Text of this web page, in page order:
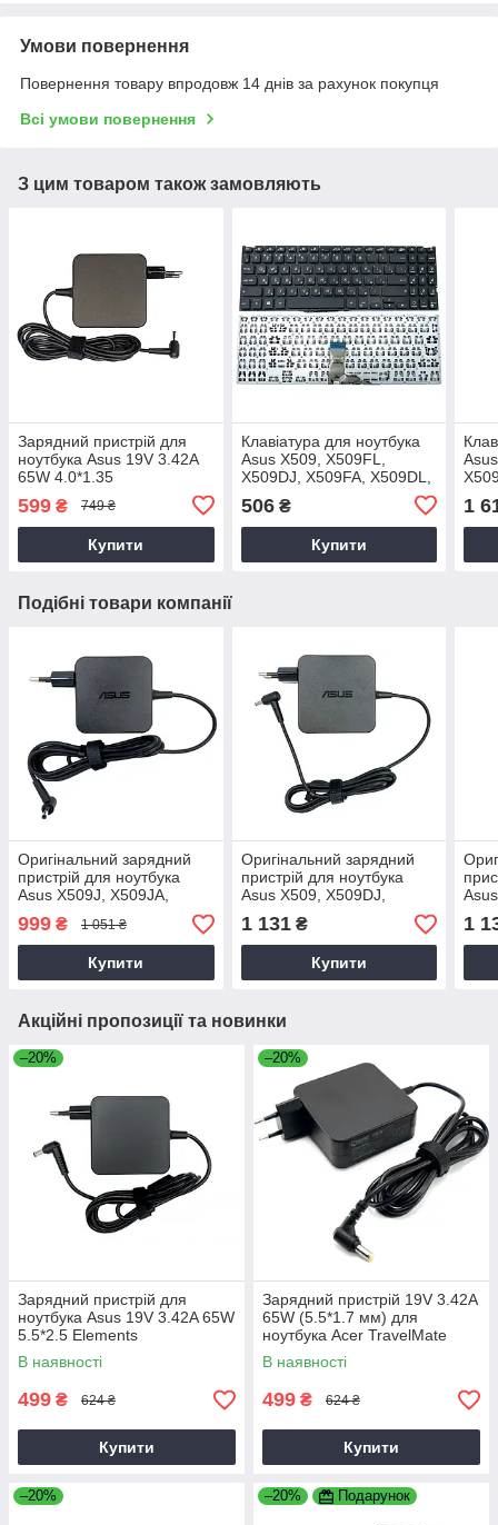
Умови повернення
Повернення товару впродовж 14 днів за рахунок покупця
Всі умови повернення
З цим товаром також замовляють
Зарядний пристрій для
ноутбука Asus 19V 3.42A
65W 4.0*1.35
599 ₴ 749 ₴
Купити
Клавіатура для ноутбука
Asus X509, X509FL,
X509DJ, X509FA, X509DL,
506₴
Купити
1
Подібні товари компанії
Оригінальний зарядний
пристрій для ноутбука
Asus X509J, X509JA,
X509JB, X509JP, X509M,
X509U, X509UB
999 ₴ 1 051 ₴
Купити
Оригінальний зарядний
пристрій для ноутбука
Asus X509, X509DJ,
X509F, X509FA, X509FJ,
X509FL
1 131₴
Купити
1
Акційні пропозиції та новинки
–20%
Зарядний пристрій для
ноутбука Asus 19V 3.42A 65W
5.5*2.5 Elements
В наявності
499 ₴ 624 ₴
Купити
–20%
Зарядний пристрій 19V 3.42A
65W (5.5*1.7 мм) для
ноутбука Acer TravelMate
P2510-G2-M
В наявності
499 ₴ 624 ₴
Купити
–20% –20% Подарунок